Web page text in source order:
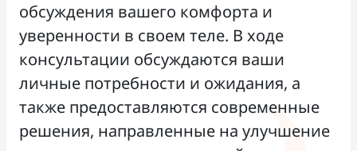
обсуждения вашего комфорта и
уверенности в своем теле. В ходе
консультации обсуждаются ваши
личные потребности и ожидания, а
также предоставляются современные
решения, направленные на улучшение